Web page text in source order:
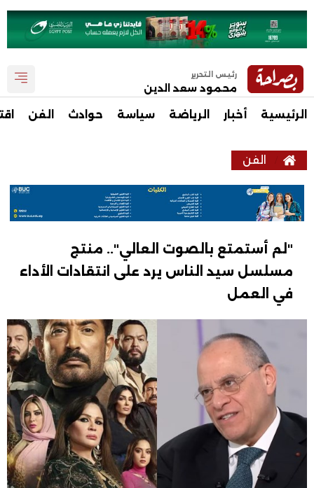
رئيس التحرير
محمود سعد الدين
الرئيسية أخبار الرياضة سياسة حوادث الفن
الفن
"لم أستمتع بالصوت العالي".. منتج
مسلسل سيد الناس يرد على انتقادات الأداء
في العمل